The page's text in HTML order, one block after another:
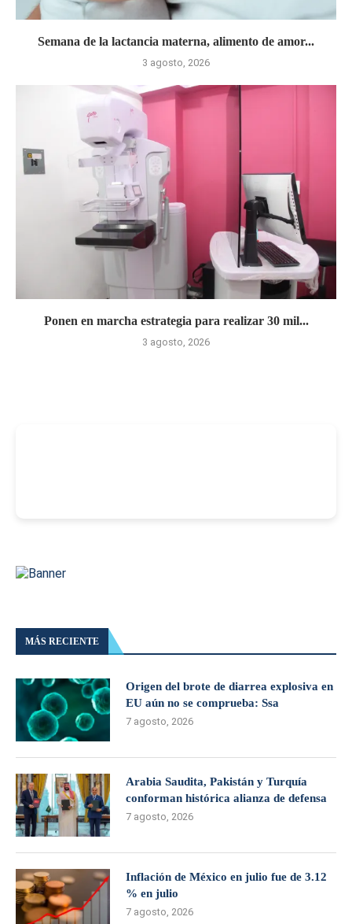
Semana de la lactancia materna, alimento de amor...
3 agosto, 2026
Ponen en marcha estrategia para realizar 30 mil...
3 agosto, 2026
MÁS RECIENTE
Origen del brote de diarrea explosiva en
EU aún no se comprueba: Ssa
7 agosto, 2026
Arabia Saudita, Pakistán y Turquía
conforman histórica alianza de defensa
7 agosto, 2026
Inflación de México en julio fue de 3.12
% en julio
7 agosto, 2026